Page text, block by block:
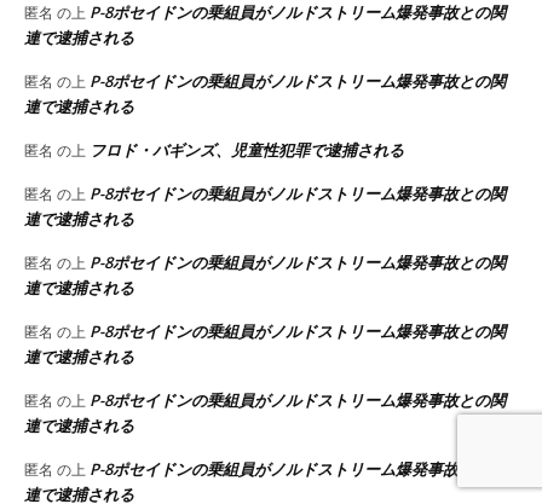
匿名 の上 P-8ポセイドンの乗組員がノルドストリーム爆発事故との関
連で逮捕される
匿名 の上 P-8ポセイドンの乗組員がノルドストリーム爆発事故との関
連で逮捕される
匿名 の上 フロド・バギンズ、児童性犯罪で逮捕される
匿名 の上 P-8ポセイドンの乗組員がノルドストリーム爆発事故との関
連で逮捕される
匿名 の上 P-8ポセイドンの乗組員がノルドストリーム爆発事故との関
連で逮捕される
匿名 の上 P-8ポセイドンの乗組員がノルドストリーム爆発事故との関
連で逮捕される
匿名 の上 P-8ポセイドンの乗組員がノルドストリーム爆発事故との関
連で逮捕される
匿名 の上 P-8ポセイドンの乗組員がノルドストリーム爆発事故との関
連で逮捕される